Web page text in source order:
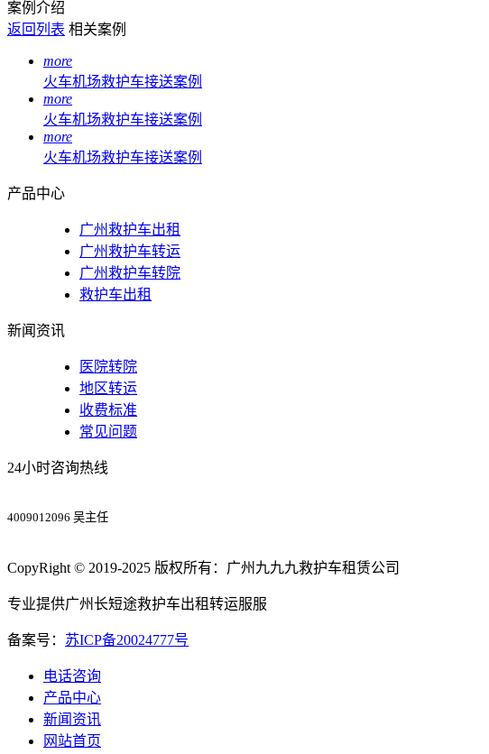
案例介绍
返回列表 相关案例
more
火车机场救护车接送案例
more
火车机场救护车接送案例
more
火车机场救护车接送案例
产品中心
广州救护车出租
广州救护车转运
广州救护车转院
救护车出租
新闻资讯
医院转院
地区转运
收费标准
常见问题
24小时咨询热线
4009012096 吴主任
CopyRight © 2019-2025 版权所有：广州九九九救护车租赁公司
专业提供广州长短途救护车出租转运服服
备案号： 苏ICP备20024777号
电话咨询
产品中心
新闻资讯
网站首页